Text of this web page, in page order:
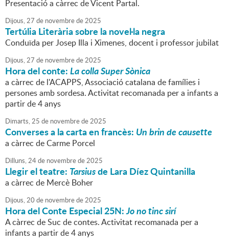
Presentació a càrrec de Vicent Partal.
Dijous,27 de novembrede2025
Tertúlia Literària sobre la novel·la negra
Conduïda per Josep Illa i Ximenes, docent i professor jubilat
Dijous,27 de novembrede2025
Hora del conte:La colla Super Sònica
a càrrec de l'ACAPPS, Associació catalana de famílies i
persones amb sordesa. Activitat recomanada per a infants a
partir de 4 anys
Dimarts,25 de novembrede2025
Converses a la carta en francès: Un brin de causette
a càrrec de Carme Porcel
Dilluns,24de novembrede2025
Llegir el teatre: Tarsiusde Lara Díez Quintanilla
a càrrec de Mercè Boher
Dijous,20 de novembrede2025
Hora del Conte Especial 25N:Jo no tinc sirí
A càrrec de Suc de contes. Activitat recomanada per a
infants a partir de 4 anys